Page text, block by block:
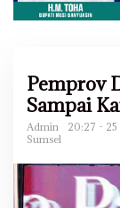
Pemprov
Sampai
Admin
20:27 -
Sumsel